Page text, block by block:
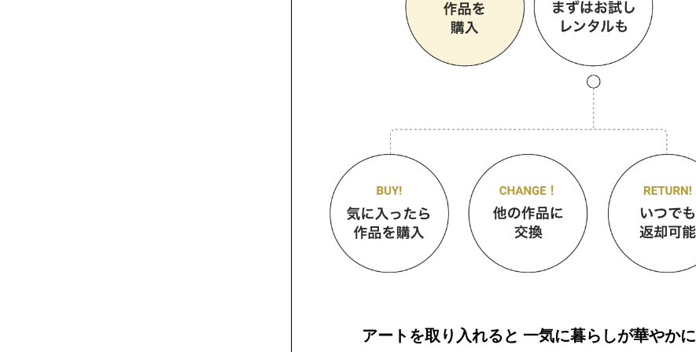
アートを取り入れると 一気に暮らしが華やかに